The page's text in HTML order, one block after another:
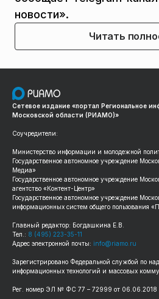
новости».
Читать
Сетевое издание «портал Региональное
Московской области (РИАМО)»
Соучредители:
Министерство информации и молодежной
Государственное автономное учреждение
Медиа»
Государственное автономное учреждение
агентство «Контент-Центр»
Государственное автономное учреждение
информационных систем общего пользования
Главный редактор: Богдашкина Е.В.
Тел.: 8 (495) 223-35-11
Адрес электронной почты: info@riamo.ru
Зарегистрировано Федеральной службой по
информационных технологий и массовых
Рег. номер ЭЛ № ФС 77 – 72999 от 06.06.2018